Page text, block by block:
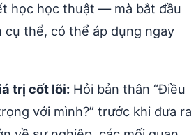
học học thuật — mà bắt đầu
thể, có thể áp dụng ngay
trị cốt lõi: Hỏi bản thân “Điều
với mình?” trước khi đưa ra